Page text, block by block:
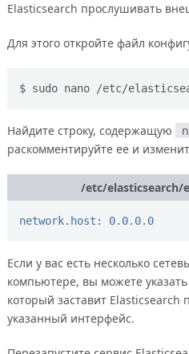
Elasticsearch прослушивать
Для этого откройте файл
sudo nano /etc/
Найдите строку, содержащую
раскомментируйте ее и
/etc/elasticsearch/
network.host: 0.0.0.0
Если у вас есть несколько
компьютере, вы можете
который заставит Elasticsearch
указанный интерфейс.